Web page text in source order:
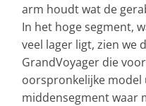
arm houdt wat de
In het hoge segment,
veel lager ligt, zien we
GrandVoyager die
oorspronkelijke
middensegment waar